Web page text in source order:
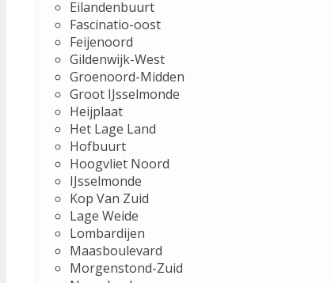
Eilandenbuurt
Fascinatio-oost
Feijenoord
Gildenwijk-West
Groenoord-Midden
Groot IJsselmonde
Heijplaat
Het Lage Land
Hofbuurt
Hoogvliet Noord
IJsselmonde
Kop Van Zuid
Lage Weide
Lombardijen
Maasboulevard
Morgenstond-Zuid